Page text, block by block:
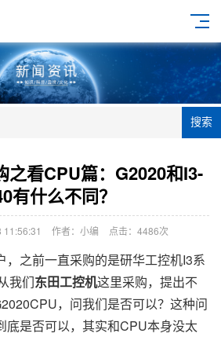
搜索
之看CPU篇：G2020和I3-
有什么不同？
作者：小编 点击： 4486次
之前一直采购的是研华工控机I3系
我们东田工控机这里采购，提出不
，问我们是否可以？这种问
底是否可以，其实和CPU本身没太